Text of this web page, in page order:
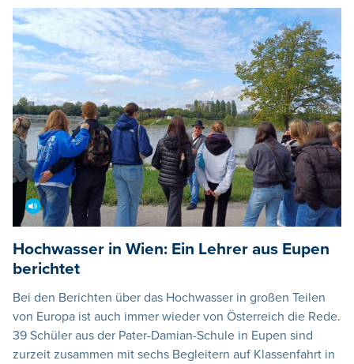
Hochwasser in Wien: Ein Lehrer aus Eupen
berichtet
Bei den Berichten über das Hochwasser in großen Teilen
von Europa ist auch immer wieder von Österreich die Rede.
39 Schüler aus der Pater-Damian-Schule in Eupen sind
zurzeit zusammen mit sechs Begleitern auf Klassenfahrt in